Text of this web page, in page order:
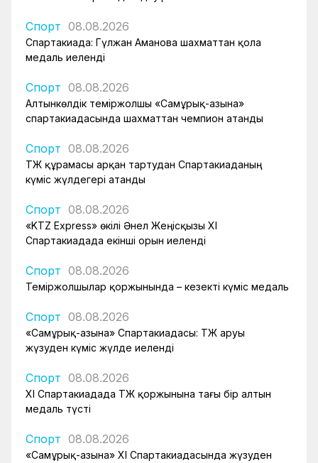
Спорт 08.08.2026
Спартакиада: Гүлжан Аманова шахматтан қола
медаль иеленді
Спорт 08.08.2026
Алтынкөлдік теміржолшы «Самұрық-Қазына»
спартакиадасында шахматтан чемпион атанды
Спорт 08.08.2026
ҚТЖ құрамасы арқан тартудан Спартакиаданың
күміс жүлдегері атанды
Спорт 08.08.2026
«KTZ Express» өкілі Әнел Жеңісқызы XI
Спартакиадада екінші орын иеленді
Спорт 08.08.2026
Теміржолшылар қоржынында – кезекті күміс медаль
Спорт 08.08.2026
«Самұрық-Қазына» Спартакиадасы: ҚТЖ аруы
жүзуден күміс жүлде иеленді
Спорт 08.08.2026
XI Спартакиадада ҚТЖ қоржынына тағы бір алтын
медаль түсті
Спорт 08.08.2026
«Самұрық-Қазына» XI Спартакиадасында жүзуден